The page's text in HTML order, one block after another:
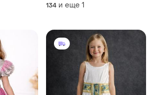
134 и еще 1